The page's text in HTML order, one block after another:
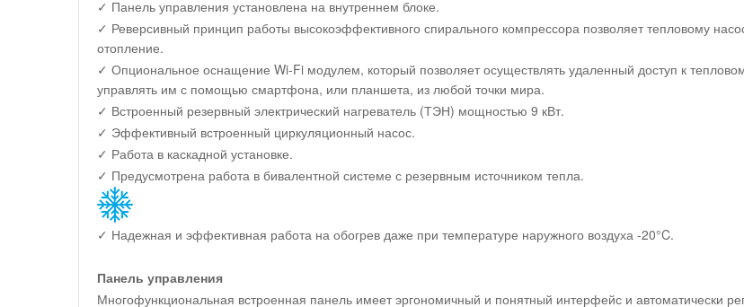
✓ Панель управления установлена на внутреннем блоке.
✓ Реверсивный принцип работы высокоэффективного спирального компрессора позволяет тепловому
отопление.
✓ Опциональное оснащение Wi-Fi модулем, который позволяет осуществлять удаленный доступ к
управлять им с помощью смартфона, или планшета, из любой точки мира.
✓ Встроенный резервный электрический нагреватель (ТЭН) мощностью 9 кВт.
✓ Эффективный встроенный циркуляционный насос.
✓ Работа в каскадной установке.
✓ Предусмотрена работа в бивалентной системе с резервным источником тепла.
✓ Надежная и эффективная работа на обогрев даже при температуре наружного воздуха -20°C.
Панель управления
Многофункциональная встроенная панель имеет эргономичный и понятный интерфейс и автоматически